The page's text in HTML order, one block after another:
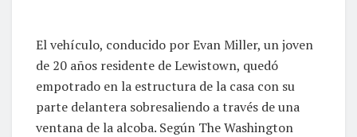
El vehículo, conducido por Evan Miller, un joven
de 20 años residente de Lewistown, quedó
empotrado en la estructura de la casa con su
parte delantera sobresaliendo a través de una
ventana de la alcoba. Según The Washington